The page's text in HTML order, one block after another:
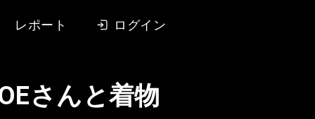
レポート ログイン
さんと着物